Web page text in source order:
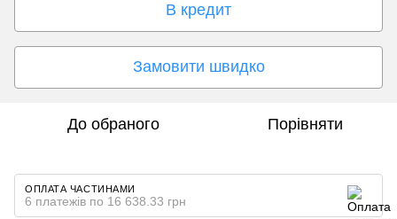
В кредит
Замовити швидко
До обраного Порівняти
ОПЛАТА ЧАСТИНАМИ
6 платежів по 16 638.33 грн